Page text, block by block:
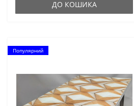
ДО КОШИКА
Популярний